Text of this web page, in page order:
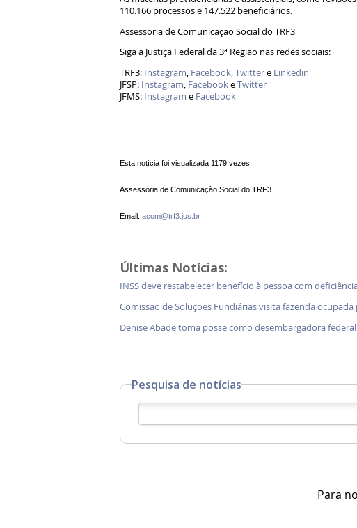
110.166 processos e 147.522 beneficiários.
Assessoria de Comunicação Social do TRF3
Siga a Justiça Federal da 3ª Região nas redes sociais:
TRF3: Instagram, Facebook,Twittere Linkedin
JFSP: Instagram, FacebookeTwitter
JFMS: Instagram e Facebook
Esta notícia foi visualizada 1179 vezes.
Assessoria de Comunicação Social do TRF3
Email: acom@trf3.jus.br
Últimas Notícias:
INSS deve restabelecer benefício à pessoa com
Comissão de Soluções Fundiárias visita fazenda
Denise Abade toma posse como desembargadora federal
Pesquisa de notícias
Para